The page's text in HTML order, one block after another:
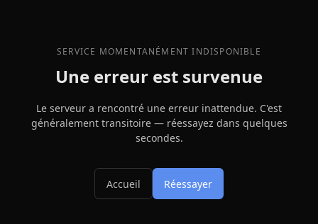
SERVICE MOMENTANÉMENT INDISPONIBLE
Une erreur est survenue
Le serveur a rencontré une erreur inattendue. C'est
généralement transitoire — réessayez dans quelques
secondes.
Accueil Réessayer